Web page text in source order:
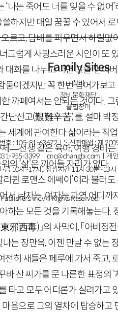
‘나는 죽어도 너를 잊을 수 없어
쓸하지만 매일 꿈꿀 수 있어서
르고, 담배를 피우면서 하릴없
그럽게 사랑스러운 시인이 또
대화를 나누고 나면 그를 믿어
이겠지만 꼭 한번 넘어가보
까페여서는 안되는 것이다. 그
난신고(艱難辛苦)를, 설마 박
세계에 관여한다 삶이라는 직
—전쟁 같은 육아, 여행 경비는
의 ‘삶’은 끼어들 자리가 없다.
퀸 로맨스 에쎄이’이라 불러
서 남자는, 여자는 과연 어디까
하는 모든 것을 기록해놓는다.
邪西毒)」의 사막이, 「아비정전
는 장만옥, 이젠 만날 수 없는
히 새들은 페루에 가서 죽고,
산 씨가를 문 나른한 표정의 ‘
타고 모두 어디론가 실려가고
음으로 그의 열차에 탑승하고
Family Sites
창비
창비문화재단
클럽창비
호 : 105-81-63672ㅣ통신판매업 : 제
955-3399 ㅣcnc@changbi.com ㅣ개
10시~17시), 점심시간 11시 30분~13시
inc. All Rights Reserved.